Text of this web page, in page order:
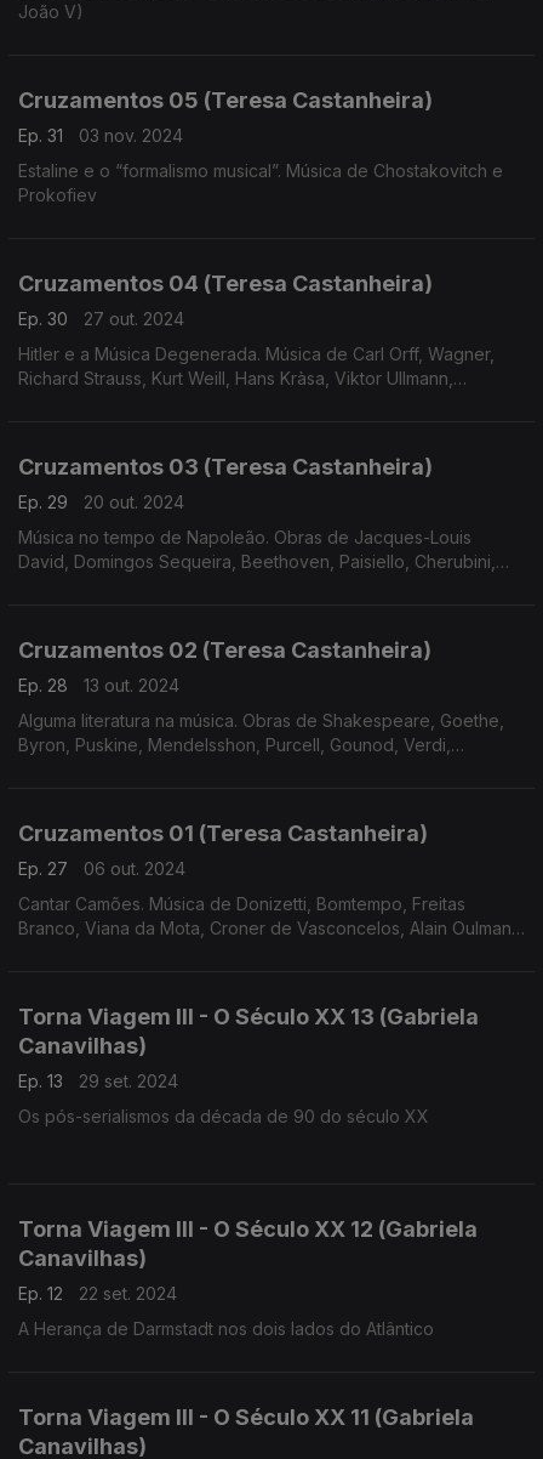
João V)
Cruzamentos 05 (Teresa Castanheira)
Ep. 31
03 nov. 2024
Estaline e o “formalismo musical”. Música de Chostakovitch e
Prokofiev
Cruzamentos 04 (Teresa Castanheira)
Ep. 30
27 out. 2024
Hitler e a Música Degenerada. Música de Carl Orff, Wagner,
Richard Strauss, Kurt Weill, Hans Kràsa, Viktor Ullmann,
Cruzamentos 03 (Teresa Castanheira)
Ep. 29
20 out. 2024
Música no tempo de Napoleão. Obras de Jacques-Louis
David, Domingos Sequeira, Beethoven, Paisiello, Cherubini,
Cruzamentos 02 (Teresa Castanheira)
Ep. 28
13 out. 2024
Alguma literatura na música. Obras de Shakespeare, Goethe,
Byron, Puskine, Mendelsshon, Purcell, Gounod, Verdi,
Cruzamentos 01 (Teresa Castanheira)
Ep. 27
06 out. 2024
Cantar Camões. Música de Donizetti, Bomtempo, Freitas
Branco, Viana da Mota, Croner de Vasconcelos, Alain Oulman,
Torna Viagem III - O Século XX 13 (Gabriela
Canavilhas)
Ep. 13
29 set. 2024
Os pós-serialismos da década de 90 do século XX
Torna Viagem III - O Século XX 12 (Gabriela
Canavilhas)
Ep. 12
22 set. 2024
A Herança de Darmstadt nos dois lados do Atlântico
Torna Viagem III - O Século XX 11 (Gabriela
Canavilhas)